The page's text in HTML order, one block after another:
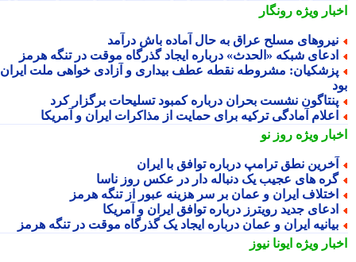
ویژهرونگار
مسلح عراق به حال آماده باش درآمد
شبکه «الحدث» درباره ایجاد گذرگاه موقت در تنگه هرمز
مشروطه نقطه عطف بیداری و آزادی خواهی ملت ایران
نشست بحران درباره کمبود تسلیحات برگزار کرد
آمادگی ترکیه برای حمایت از مذاکرات ایران و آمریکا
ویژهروز نو
نطق ترامپ درباره توافق با ایران
های عجیب یک دنباله دار در عکس روز ناسا
ایران و عمان بر سر هزینه عبور از تنگه هرمز
جدید رویترز درباره توافق ایران و آمریکا
ایران و عمان درباره ایجاد یک گذرگاه موقت در تنگه هرمز
ویژهایونا نیوز